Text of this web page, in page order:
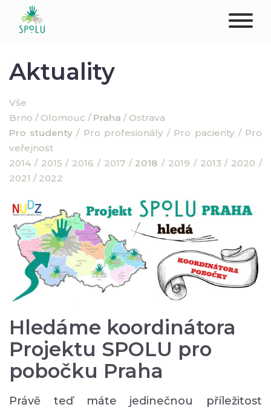
PODPOŘTE NÁS
PROFESIONÁLOVÉ
STUDENTI
Aktuality
Vše
Brno / Olomouc / Praha / Ostrava
Pro studenty / Pro profesionály/ Pro pacienty/ Pro
veřejnost
2014 / 2015 / 2016 / 2017/ 2018 / 2019 / 2013 / 2020 /
2021 / 2022
Hledáme koordinátora
Projektu SPOLU pro
pobočku Praha
Právě teď máte jedinečnou příležitost